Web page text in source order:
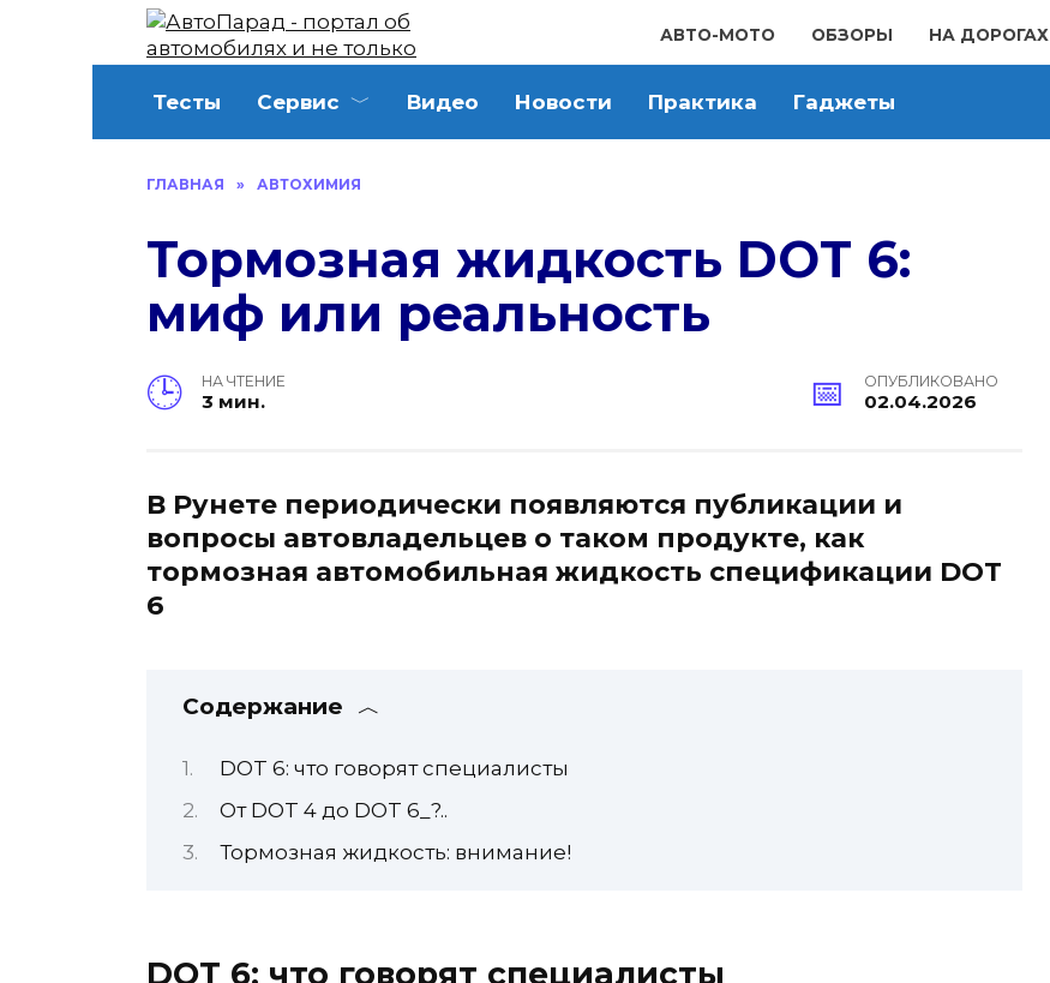
содержанию
АВТО-МОТО ОБЗОРЫ НА ДОРОГАХ
Тесты Сервис Видео Новости Практика Гаджеты
ГЛАВНАЯ » АВТОХИМИЯ
Тормозная жидкость DOT 6:
миф или реальность
НА ЧТЕНИЕ
3 мин.
ОПУБЛИКОВАНО
02.04.2026
В Рунете периодически появляются публикации и
вопросы автовладельцев о таком продукте, как
тормозная автомобильная жидкость спецификации DOT
6
Содержание
DOT 6: что говорят специалисты
От DOT 4 до DOT 6_?..
Тормозная жидкость: внимание!
DOT 6: что говорят специалисты